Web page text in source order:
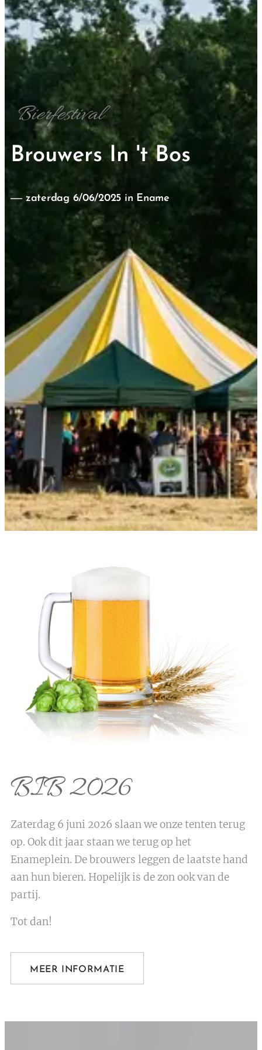
Bierfestival
Brouwers In 't Bos
zaterdag 6/06/2025 in Ename
BIB 2026
Zaterdag 6 juni 2026 slaan we onze tenten terug
op. Ook dit jaar staan we terug op het
Enameplein. De brouwers leggen de laatste hand
aan hun bieren. Hopelijk is de zon ook van de
partij.
Tot dan!
MEER INFORMATIE